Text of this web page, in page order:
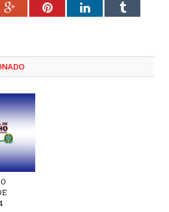
Google+PinterestLinkedInTumblr